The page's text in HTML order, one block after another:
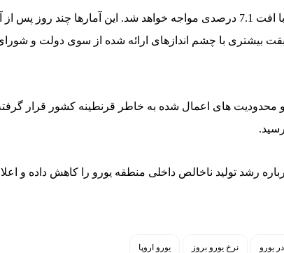
بیشتری با چشم اندازهای ارائه شده از سوی دولت و
محدودیت های اعمال شده به خاطر قرنطینه کشور قرار
یورو نرخ یورو بروز یورو اروپا